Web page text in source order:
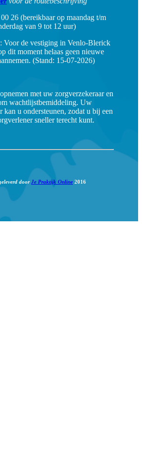
26 (bereikbaar op maandag t/m
van 9 tot 12 uur)
: Voor de vestiging in Venlo-Blerick
dit moment helaas geen nieuwe
(Stand: 15-07-2026)
met uw zorgverzekeraar en
wachtlijstbemiddeling. Uw
kan u ondersteunen, zodat u bij een
sneller terecht kunt.
doorJe Praktijk Online 2016